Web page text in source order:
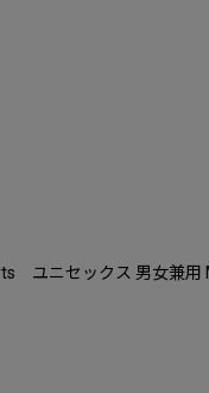
ユニセックス 男女兼用